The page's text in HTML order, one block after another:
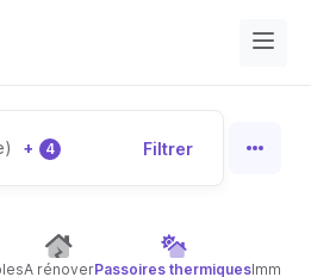
+ 4 Filtrer
A rénoverPassoires thermiques